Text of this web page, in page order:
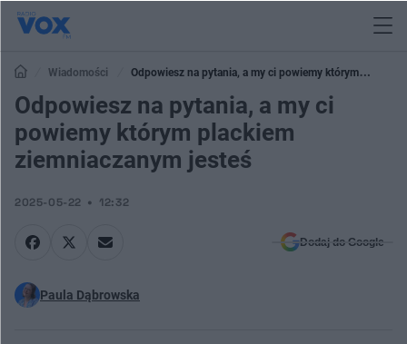
Wiadomości
Odpowiesz na pytania, a my ci powiemy którym
plackiem ziemniaczanym jesteś
Odpowiesz na pytania, a my ci
powiemy którym plackiem
ziemniaczanym jesteś
2025-05-22 12:32
Dodaj do Google
Paula Dąbrowska